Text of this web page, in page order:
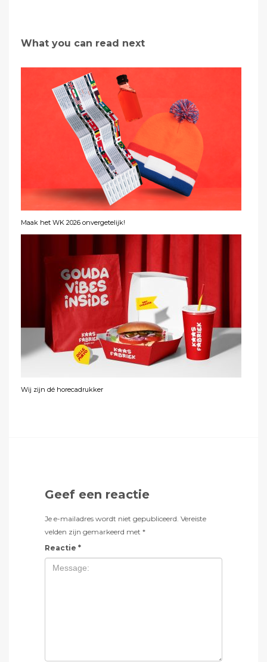
What you can read next
Maak het WK 2026 onvergetelijk!
Wij zijn dé horecadrukker
Geef een reactie
Je e-mailadres wordt niet gepubliceerd. Vereiste
velden zijn gemarkeerd met *
Reactie *